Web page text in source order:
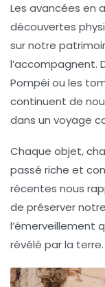
Les avancées en
découvertes
sur notre
l’accompagnent.
Pompéi ou les
continuent de
dans un voyage
Chaque objet,
passé riche et
récentes nous
de préserver
l’émerveillement
révélé par la terre.